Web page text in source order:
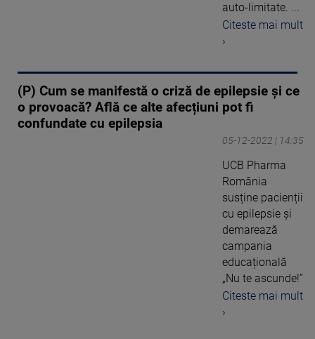
auto-limitate. ...
Citeste mai mult
›
(P) Cum se manifestă o criză de epilepsie și ce
o provoacă? Află ce alte afecțiuni pot fi
confundate cu epilepsia
05-12-2022 | 14:35
UCB Pharma
România
susține pacienții
cu epilepsie și
demarează
campania
educațională
„Nu te ascunde!”
Citeste mai mult
›